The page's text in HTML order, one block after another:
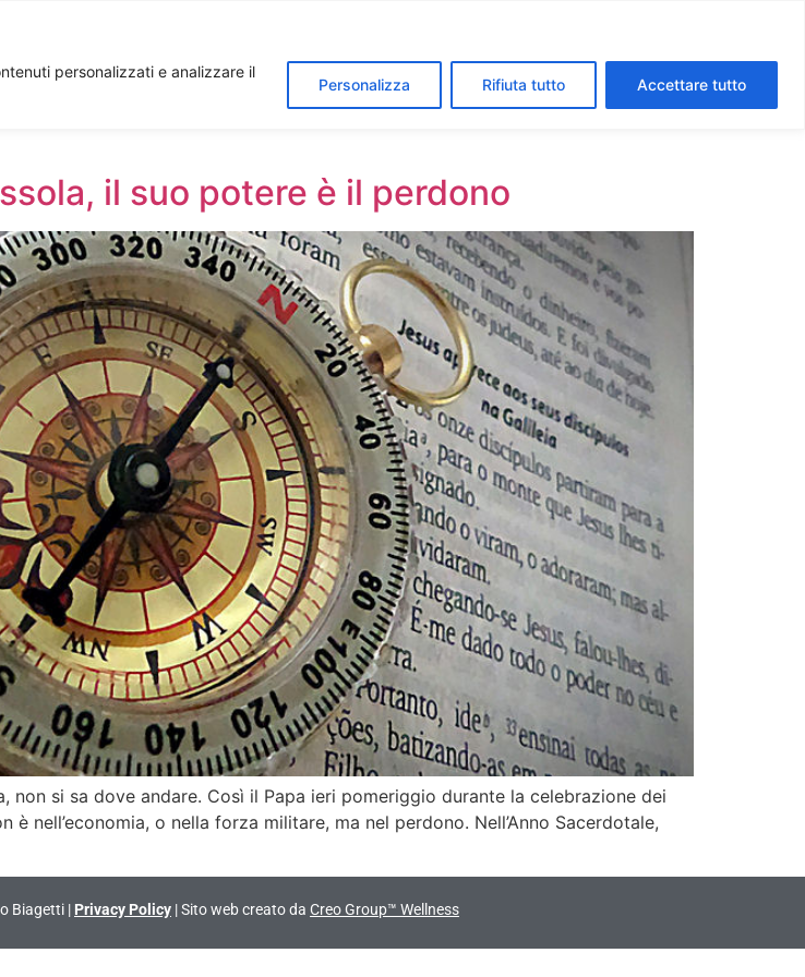
personalizzati e analizzare il
Personalizza Rifiuta tutto Accettare tutto
il suo potere è il perdono
si sa dove andare. Così il Papa ieri pomeriggio durante la celebrazione dei
nell’economia, o nella forza militare, ma nel perdono. Nell’Anno Sacerdotale,
Biagetti | Privacy Policy | Sito web creato da Creo Group™ Wellness